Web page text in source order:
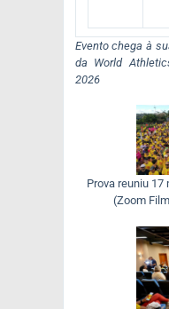
Evento chega à
da World
2026
Prova reuniu
(Zoom